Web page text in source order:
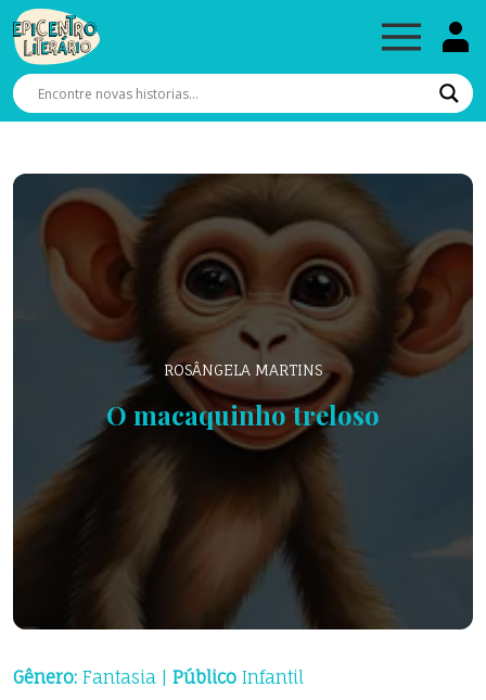
ROSÂNGELA MARTINS
O macaquinho treloso
Gênero: Fantasia | Público Infantil